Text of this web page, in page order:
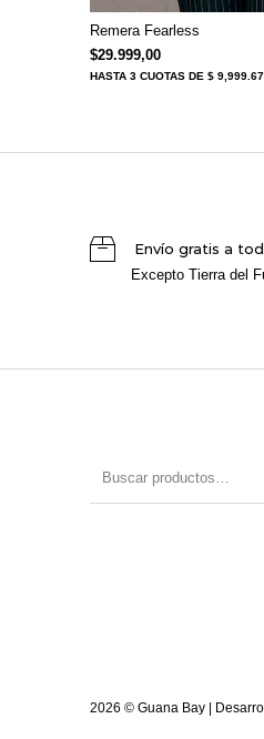
Remera Fearless
$29.999,00
HASTA 3 CUOTASDE $ 9,999.67
Envío gratis a
Excepto Tierra del
2026 © Guana Bay |